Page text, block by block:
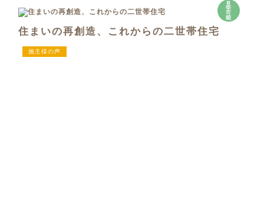
見
学
可
能
住まいの再創造、これからの二世帯住宅
施主様の声